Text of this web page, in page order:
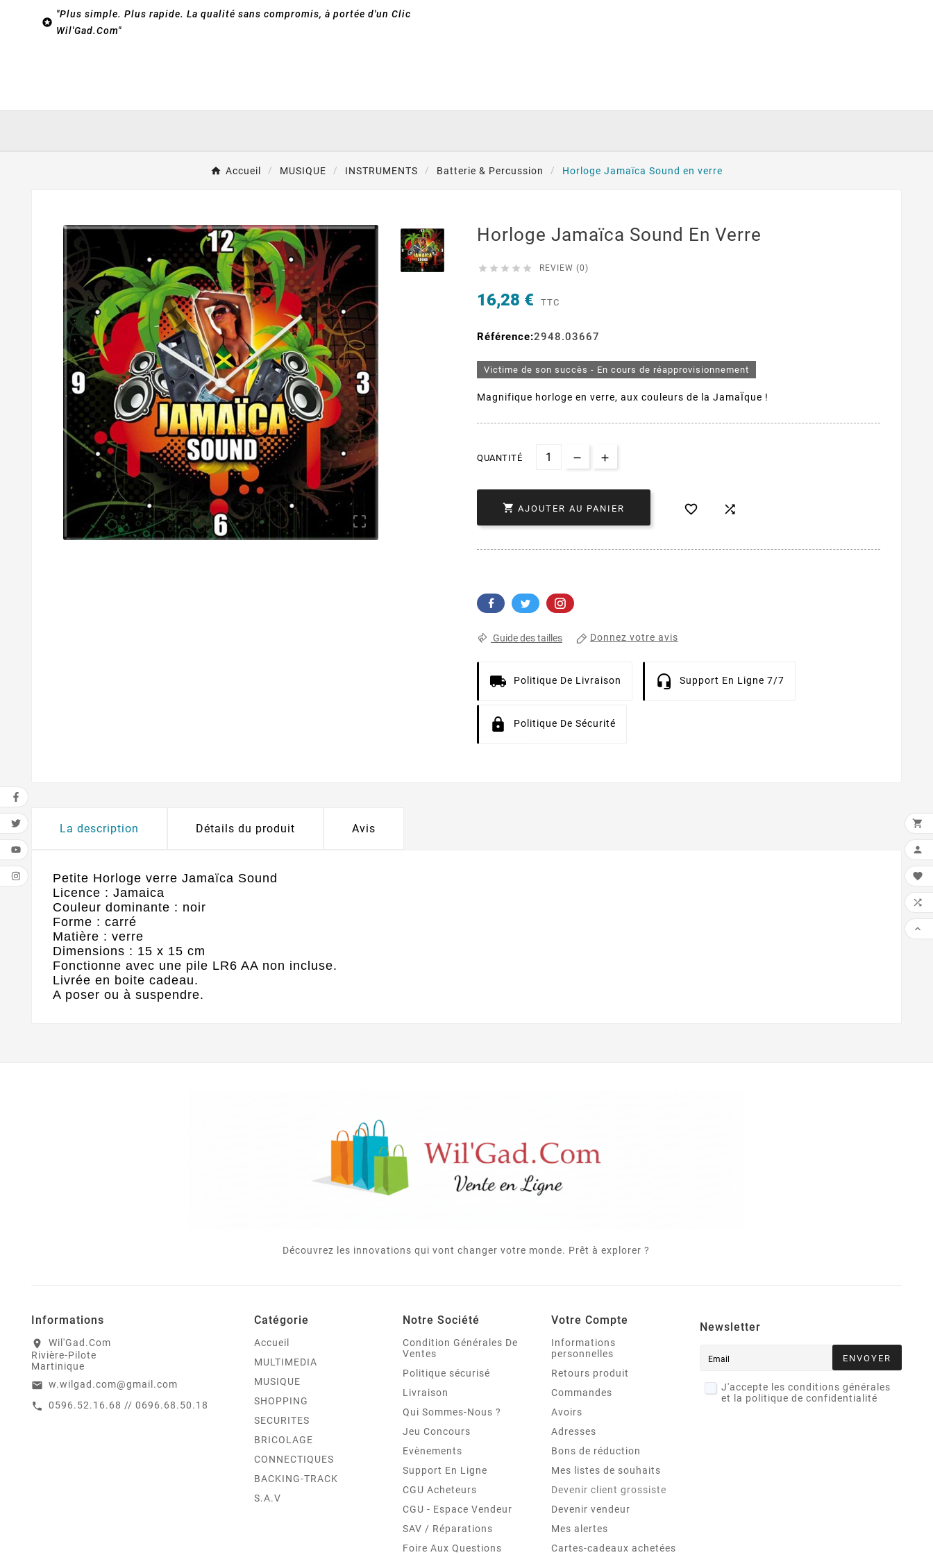

"Plus simple. Plus rapide. La qualité sans compromis, à portée d'un Clic
Wil'Gad.Com"
Accueil MUSIQUE INSTRUMENTS Batterie & Percussion Horloge Jamaïca Sound en verre

Horloge Jamaïca Sound En Verre
     REVIEW (0)
16,28 € TTC
Référence:2948.03667
Victime de son succès - En cours de réapprovisionnement
Magnifique horloge en verre, aux couleurs de la JamaÏque !
QUANTITÉ
 AJOUTER AU PANIER  
Guide des tailles Donnez votre avis
Politique De Livraison Support En Ligne 7/7
Politique De Sécurité
La description Détails du produit Avis
Petite Horloge verre Jamaïca Sound
Licence : Jamaica
Couleur dominante : noir
Forme : carré
Matière : verre
Dimensions : 15 x 15 cm
Fonctionne avec une pile LR6 AA non incluse.
Livrée en boite cadeau.
A poser ou à suspendre.
Découvrez les innovations qui vont changer votre monde. Prêt à explorer ?
Informations
location_on
Wil'Gad.Com
Rivière-Pilote
Martinique
email w.wilgad.com@gmail.com
call 0596.52.16.68 // 0696.68.50.18
Catégorie
Accueil
MULTIMEDIA
MUSIQUE
SHOPPING
SECURITES
BRICOLAGE
CONNECTIQUES
BACKING-TRACK
S.A.V
Notre Société
Condition Générales De
Ventes
Politique sécurisé
Livraison
Qui Sommes-Nous ?
Jeu Concours
Evènements
Support En Ligne
CGU Acheteurs
CGU - Espace Vendeur
SAV / Réparations
Foire Aux Questions
Votre Compte
Informations
personnelles
Retours produit
Commandes
Avoirs
Adresses
Bons de réduction
Mes listes de souhaits
Devenir client grossiste
Devenir vendeur
Mes alertes
Cartes-cadeaux achetées
Newsletter
ENVOYER
J'accepte les conditions générales
et la politique de confidentialité




